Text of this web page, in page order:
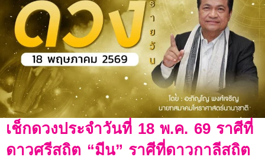
เช็กดวงประจำวันที่ 18 พ.ค. 69 ราศีที่
ดาวศรีสถิต “มีน” ราศีที่ดาวกาลีสถิต